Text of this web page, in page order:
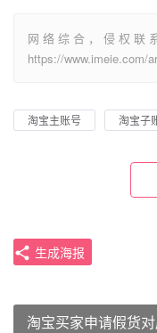
网络综合，侵权联
https://www.imeie.com/
淘宝主账号 淘宝子
生成海报
淘宝买家申请假货